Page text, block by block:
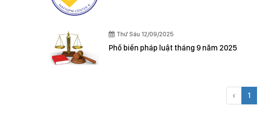
Thứ Sáu 12/09/2025
Phổ biến pháp luật tháng 9 năm 2025
‹ 1